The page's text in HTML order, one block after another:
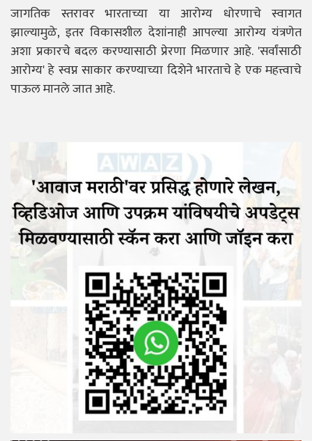
जागतिक स्तरावर भारताच्या या आरोग्य धोरणाचे स्वागत
झाल्यामुळे, इतर विकासशील देशांनाही आपल्या आरोग्य यंत्रणेत
अशा प्रकारचे बदल करण्यासाठी प्रेरणा मिळणार आहे. 'सर्वांसाठी
आरोग्य' हे स्वप्न साकार करण्याच्या दिशेने भारताचे हे एक महत्त्वाचे
पाऊल मानले जात आहे.